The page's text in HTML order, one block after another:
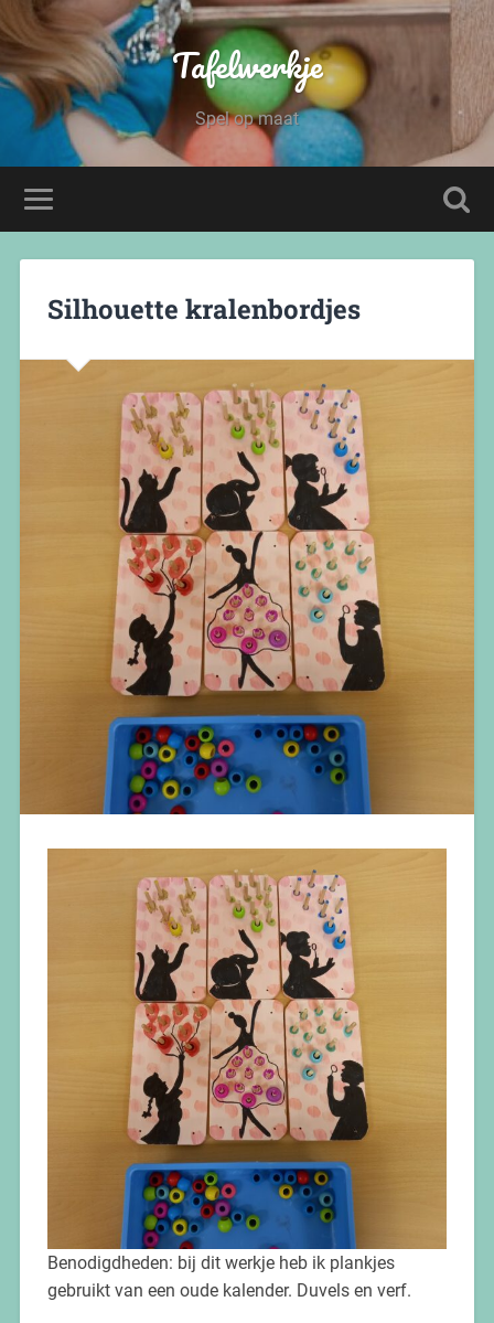
Tafelwerkje
Spel op maat
Silhouette kralenbordjes
Benodigdheden: bij dit werkje heb ik plankjes
gebruikt van een oude kalender. Duvels en verf.